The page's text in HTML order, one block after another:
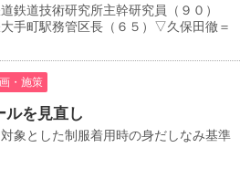
鉄道技術研究所主幹研究員（９０）
手町駅務管区長（６５）▽久保田徹＝
・施策
を見直し
象とした制服着用時の身だしなみ基準